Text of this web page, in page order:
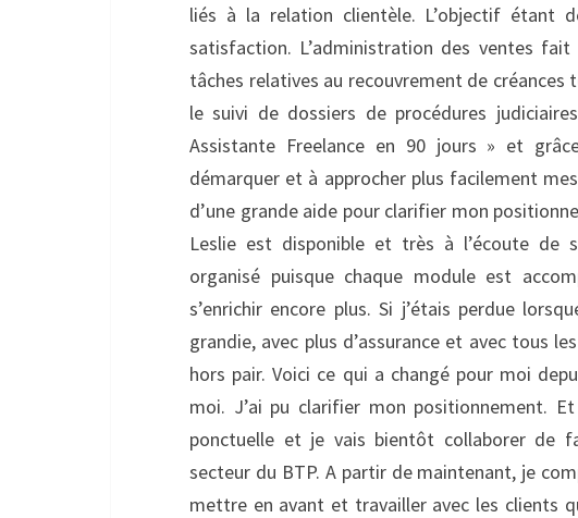
liés à la relation clientèle. L’objectif étant
satisfaction. L’administration des ventes
tâches relatives au recouvrement de
le suivi de dossiers de procédures
Assistante Freelance en 90 jours » et
démarquer et à approcher plus facilement
d’une grande aide pour clarifier mon
Leslie est disponible et très à l’écoute de
organisé puisque chaque module est
s’enrichir encore plus. Si j’étais perdue
grandie, avec plus d’assurance et avec tous
hors pair. Voici ce qui a changé pour moi
moi. J’ai pu clarifier mon positionnement.
ponctuelle et je vais bientôt collaborer de
secteur du BTP. A partir de maintenant, je
mettre en avant et travailler avec les clients